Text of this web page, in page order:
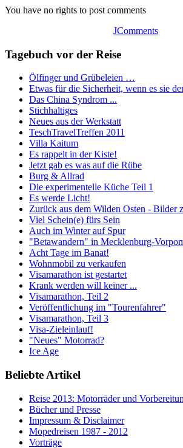
You have no rights to post comments
JComments
Tagebuch vor der Reise
Ölfinger und Grübeleien …
Etwas für die Sicherheit, wenn es sie
Das China Syndrom ...
Stichhaltiges
Neues aus der Werkstatt
TeschTravelTreffen 2011
Villa Kaitum
Es rappelt in der Kiste!
Jetzt gab es was auf die Rübe
Burg & Allrad
Die experimentelle Küche Teil 1
Es werde Licht!
Zurück aus dem Wilden Osten - Bilder
Viel Schein(e) fürs Sein
Auch im Winter auf Spur
"Betawandern" in Mecklenburg-
Acht Tage im Banat!
Wohnmobil zu verkaufen
Visamarathon ist gestartet
Krank werden will keiner ...
Visamarathon, Teil 2
Veröffentlichung im "Tourenfahrer"
Visamarathon, Teil 3
Visa-Zieleinlauf!
"Neues" Motorrad?
Ice Age
Beliebte Artikel
Reise 2013: Motorräder und
Bücher und Presse
Impressum & Disclaimer
Mopedreisen 1987 - 2012
Vorträge